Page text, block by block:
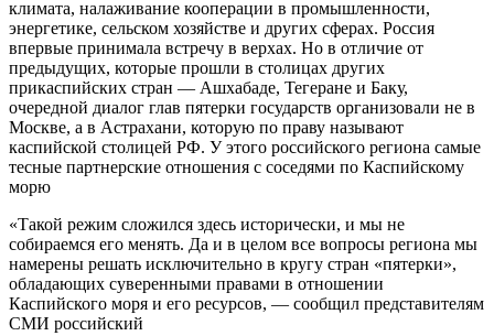
климата, налаживание кооперации в промышленности,
энергетике, сельском хозяйстве и других сферах. Россия
впервые принимала встречу в верхах. Но в отличие от
предыдущих, которые прошли в столицах других
прикаспийских стран — Ашхабаде, Тегеране и Баку,
очередной диалог глав пятерки государств организовали не в
Москве, а в Астрахани, которую по праву называют
каспийской столицей РФ. У этого российского региона самые
тесные партнерские отношения с соседями по Каспийскому
морю
«Такой режим сложился здесь исторически, и мы не
собираемся его менять. Да и в целом все вопросы региона мы
намерены решать исключительно в кругу стран «пятерки»,
обладающих суверенными правами в отношении
Каспийского моря и его ресурсов, — сообщил представителям
СМИ российский